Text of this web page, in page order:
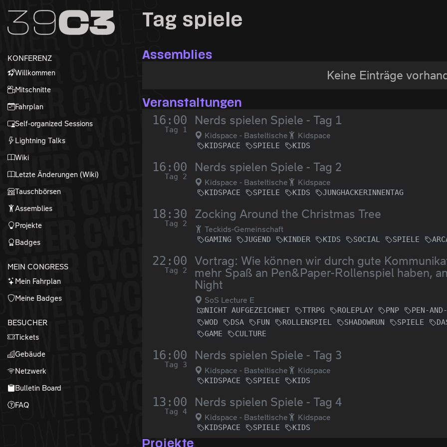
Zum Inhalt
Zum Footer
KONFERENZ
Willkommen
Mitschnitte
Fahrplan
Self-organized Sessions
Lightning Talks
Wiki
Letzte Änderungen (Wiki)
Tauschbörsen
Assemblies
Projekte
Badges
MEIN CONGRESS
Mein Fahrplan
Meine Badges
BESUCHER
Tickets
Gebäude
Netzwerk
Bulletin Board
FAQ
Tag spiele
Assemblies
Keine Einträge
Veranstaltungen
16:00
Tag 1
Nerds spielen Spiele - Tag 1
Kidspace - Basteltische Kidspace
KIDSPACE SPIELE KIDS
16:00
Tag 2
Nerds spielen Spiele - Tag 2
Kidspace - Basteltische Kidspace
KIDSPACE SPIELE KIDS JUNGHACKERINNENTAG
18:30
Tag 2
Zocking Around the Christmas Tree
Teckids-Gemeinschaft
GAMING JUGEND KINDER KIDS SOCIAL SPIELE
22:00
Tag 2
Vortrag: Wie können wir durch gute
mehr Spaß an Pen&Paper-Rollenspiel haben,
Night
SoS Lecture E
NICHT AUFGEZEICHNET TTRPG ROLEPLAY PNP
PEN-
WOD
DSA FUN ROLLENSPIEL SHADOWRUN SPIELE
GAME
CULTURE
16:00
Tag 3
Nerds spielen Spiele - Tag 3
Kidspace - Basteltische Kidspace
KIDSPACE SPIELE KIDS
13:00
Tag 4
Nerds spielen Spiele - Tag 4
Kidspace - Basteltische Kidspace
KIDSPACE SPIELE KIDS
Projekte